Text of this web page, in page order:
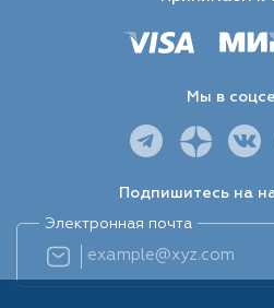
Мы в
Подпишитесь на
Электронная почта